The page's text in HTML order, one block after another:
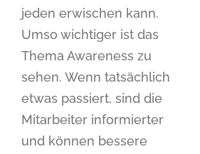
jeden erwischen kann.
Umso wichtiger ist das
Thema Awareness zu
sehen. Wenn tatsächlich
etwas passiert, sind die
Mitarbeiter informierter
und können bessere